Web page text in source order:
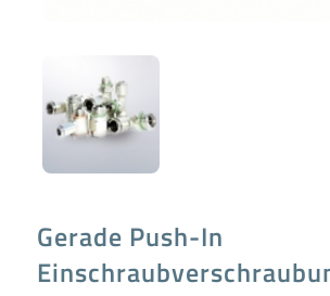
Gerade Push-In